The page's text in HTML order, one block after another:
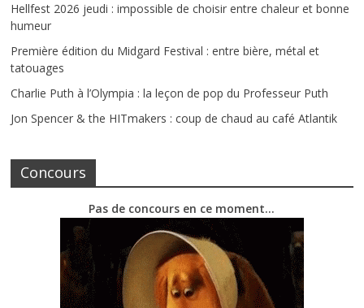
Hellfest 2026 jeudi : impossible de choisir entre chaleur et bonne
humeur
Première édition du Midgard Festival : entre bière, métal et
tatouages
Charlie Puth à l’Olympia : la leçon de pop du Professeur Puth
Jon Spencer & the HITmakers : coup de chaud au café Atlantik
Concours
Pas de concours en ce moment…